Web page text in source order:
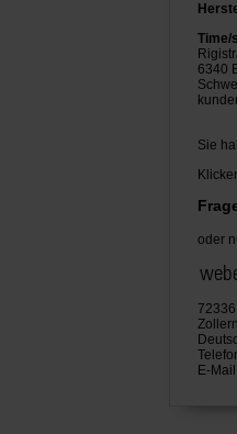
Time/
6340
Sie
oder
E-Mail